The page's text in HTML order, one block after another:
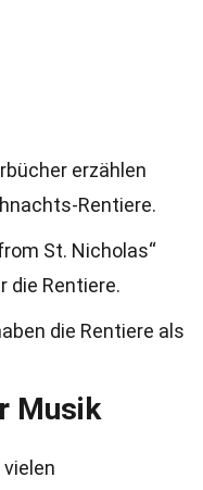
erzählen
Rentiere.
St. Nicholas“
die Rentiere.
die Rentiere als
Musik